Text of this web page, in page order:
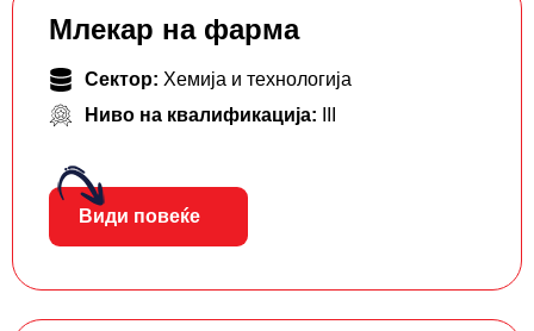
Млекар на фарма
Сектор: Хемија и технологија
Ниво на квалификација:
Види повеќе